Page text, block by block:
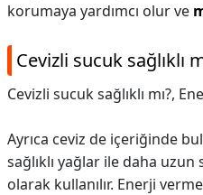
korumaya yardımcı olur ve
Cevizli sucuk sağlıklı
Cevizli sucuk sağlıklı mı?,
Ayrıca ceviz de içeriğinde
sağlıklı yağlar ile daha
olarak kullanılır. Enerji